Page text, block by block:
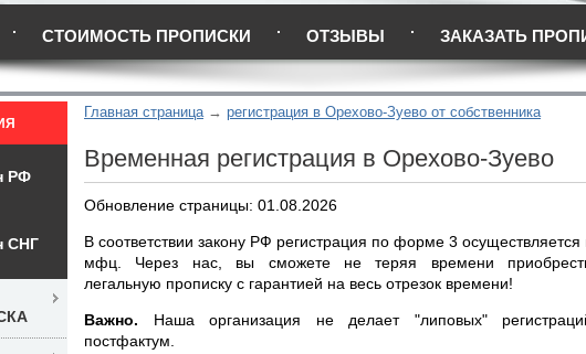
СТОИМОСТЬ ПРОПИСКИ ОТЗЫВЫ ЗАКАЗАТЬ
Главная страница регистрация в Орехово-Зуево от собственника
Временная регистрация в Орехово-Зуево
Обновление страницы: 01.08.2026
В соответствии закону РФ регистрация по форме 3 осуществляется
мфц. Через нас, вы сможете не теряя времени
легальную прописку с гарантией на весь отрезок времени!
Важно. Наша организация не делает "липовых"
постфактум.
РФ
СНГ